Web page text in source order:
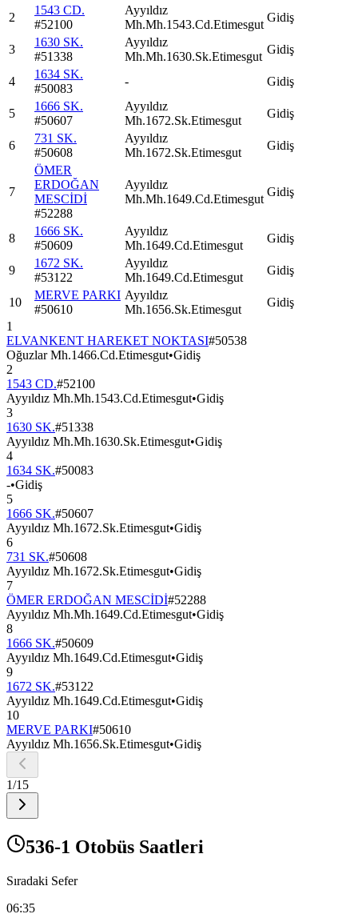
2
1543 CD.
#52100
Ayyıldız
Mh.Mh.1543.Cd.Etimesgut
Gidiş
3
1630 SK.
#51338
Ayyıldız
Mh.Mh.1630.Sk.Etimesgut
Gidiş
4
1634 SK.
#50083
- Gidiş
5
1666 SK.
#50607
Ayyıldız
Mh.1672.Sk.Etimesgut
Gidiş
6
731 SK.
#50608
Ayyıldız
Mh.1672.Sk.Etimesgut
Gidiş
7
ÖMER
ERDOĞAN
MESCİDİ
#52288
Ayyıldız
Mh.Mh.1649.Cd.Etimesgut
Gidiş
8
1666 SK.
#50609
Ayyıldız
Mh.1649.Cd.Etimesgut
Gidiş
9
1672 SK.
#53122
Ayyıldız
Mh.1649.Cd.Etimesgut
Gidiş
10
MERVE PARKI
#50610
Ayyıldız
Mh.1656.Sk.Etimesgut
Gidiş
1
ELVANKENT HAREKET NOKTASI#50538
Oğuzlar Mh.1466.Cd.Etimesgut•Gidiş
2
1543 CD.#52100
Ayyıldız Mh.Mh.1543.Cd.Etimesgut•Gidiş
3
1630 SK.#51338
Ayyıldız Mh.Mh.1630.Sk.Etimesgut•Gidiş
4
1634 SK.#50083
-•Gidiş
5
1666 SK.#50607
Ayyıldız Mh.1672.Sk.Etimesgut•Gidiş
6
731 SK.#50608
Ayyıldız Mh.1672.Sk.Etimesgut•Gidiş
7
ÖMER ERDOĞAN MESCİDİ#52288
Ayyıldız Mh.Mh.1649.Cd.Etimesgut•Gidiş
8
1666 SK.#50609
Ayyıldız Mh.1649.Cd.Etimesgut•Gidiş
9
1672 SK.#53122
Ayyıldız Mh.1649.Cd.Etimesgut•Gidiş
10
MERVE PARKI#50610
Ayyıldız Mh.1656.Sk.Etimesgut•Gidiş
1/15
536-1 Otobüs Saatleri
Sıradaki Sefer
06:35